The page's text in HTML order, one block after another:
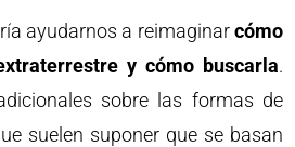
ayudarnos a reimaginarcómo
y cómo buscarla.
sobre las formas de
suelen suponer que se basan